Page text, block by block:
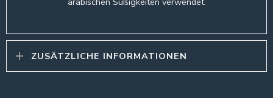
ZUSÄTZLICHE INFORMATIONEN